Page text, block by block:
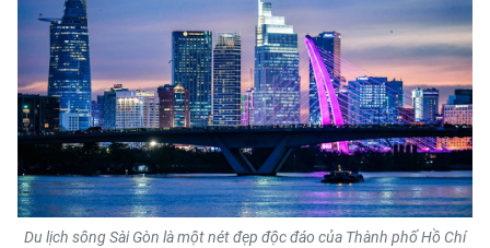
Du lịch sông Sài Gòn là một nét đẹp độc đáo của Thành phố Hồ Chí